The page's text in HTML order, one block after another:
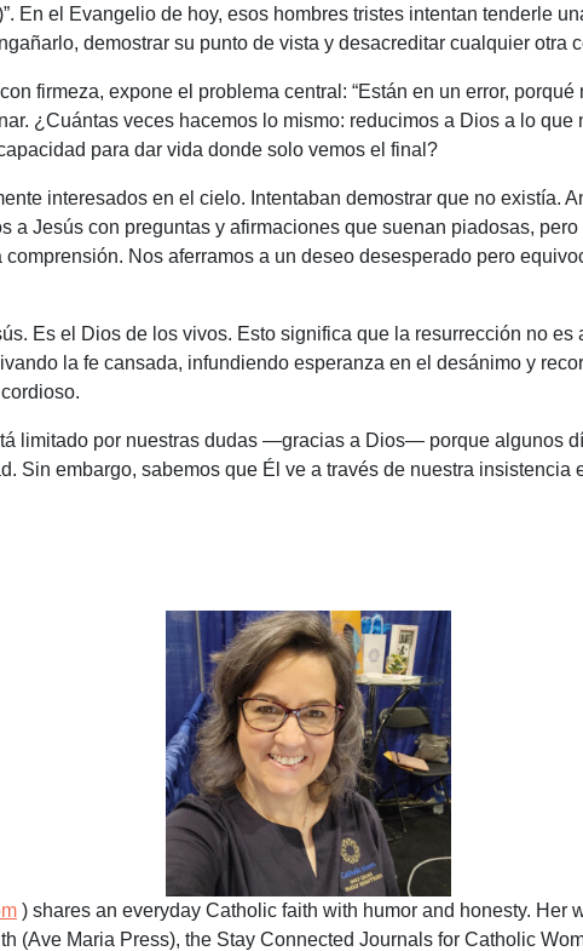
En el Evangelio de hoy, esos hombres tristes intentan tenderle
demostrar su punto de vista y desacreditar cualquier otra
firmeza, expone el problema central: “Están en un error,
¿Cuántas veces hacemos lo mismo: reducimos a Dios a lo
para dar vida donde solo vemos el final?
interesados ​​en el cielo. Intentaban demostrar que no existía.
a Jesús con preguntas y afirmaciones que suenan piadosas,
Nos aferramos a un deseo desesperado pero
Es el Dios de los vivos. Esto significa que la resurrección no
la fe cansada, infundiendo esperanza en el desánimo y
limitado por nuestras dudas —gracias a Dios— porque algunos
Sin embargo, sabemos que Él ve a través de nuestra insistencia
) shares an everyday Catholic faith with humor and honesty. Her
(Ave Maria Press), the Stay Connected Journals for Catholic